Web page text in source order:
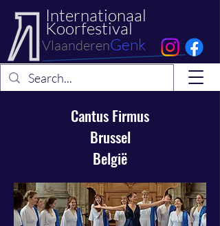
Internationaal
Koorfestival
VlaanderenGenk
Cantus Firmus
Brussel
België